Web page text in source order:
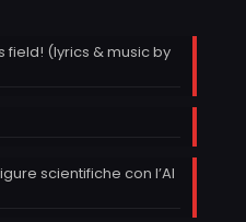
field! (lyrics & music by
scientifiche con l’AI